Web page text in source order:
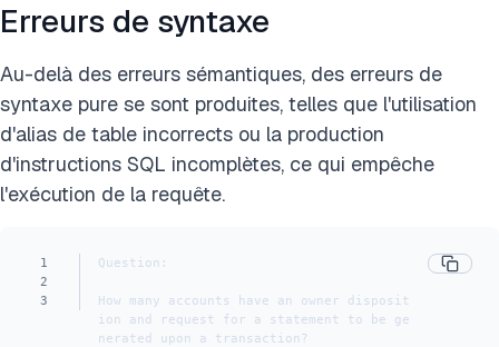
Erreurs de syntaxe
Au-delà des erreurs sémantiques, des erreurs de
syntaxe pure se sont produites, telles que l'utilisation
d'alias de table incorrects ou la production
d'instructions SQL incomplètes, ce qui empêche
l'exécution de la requête.
1
Question:
2
3
How many accounts have an owner disposit
ion and request for a statement to be ge
nerated upon a transaction?